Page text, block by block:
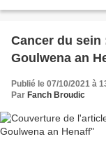
Cancer du sein
Goulwena an
Publié le 07/10/2021 à
Par Fanch Broudic